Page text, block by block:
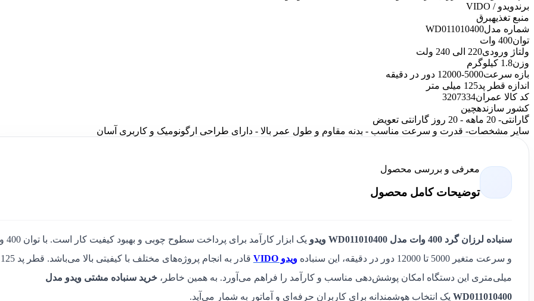
برندویدو / VIDO
منبع تغذیهبرق
شماره مدلWD011010400
توان400 وات
ولتاژ ورودی220 الی 240 ولت
وزن1.8 کیلوگرم
بازه سرعت5000-12000 دور در دقیقه
اندازه قطر پد125 میلی متر
کد کالا عمران3207334
کشور سازندهچین
گارانتی- 20 ماهه - 20 روز گارانتی تعویض
سایر مشخصات- قدرت و سرعت مناسب - بدنه مقاوم و طول عمر بالا - دارای طراحی ارگونومیک و کاربری آسان
معرفی و بررسی محصول
توضیحات کامل محصول
سنباده لرزان گرد 400 وات مدل WD011010400 ویدو
یک ابزار
و سرعت متغیر 5000 تا 12000 دور در دقیقه، این سنباده
ویدو VIDO
قادر به انجام پروژه‌های مختلف با کیفیتی بالا می‌باشد. قطر پد 125
میلی‌متری این دستگاه امکان پوشش‌دهی مناسب و کارآمد را فراهم می‌آورد. به همین خاطر، خرید سنباده مشتی ویدو مدل
WD011010400 یک انتخاب هوشمندانه برای کاربران حرفه‌ای و آماتور به شمار می‌آید.